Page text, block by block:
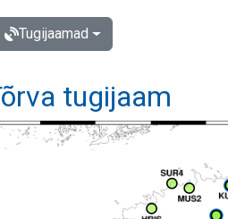
Tugijaamad
tugijaam